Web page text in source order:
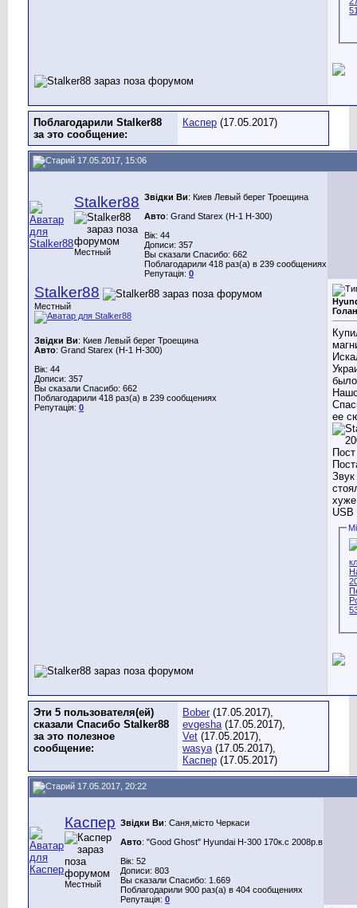
Поблагодарили Stalker88
за это сообщение:
Каспер (17.05.2017)
17.05.2017, 15:06
Stalker88
Местный
Звідки Ви: Киев Левый берег Троещина
Авто: Grand Starex (H-1 H-300)
Вік: 44
Дописи: 357
Вы сказали Спасибо: 662
Поблагодарили 418 раз(а) в 239 сообщениях
Репутація: 0
Stalker88
Местный
Звідки Ви: Киев Левый берег Троещина
Авто: Grand Starex (H-1 H-300)
Вік: 44
Дописи: 357
Вы сказали Спасибо: 662
Поблагодарили 418 раз(а) в 239 сообщениях
Репутація: 0
ее
USB
Эти 5 пользователя(ей)
сказали Спасибо Stalker88
за это полезное
сообщение:
Bober (17.05.2017),
evgesha (17.05.2017),
Vet (17.05.2017),
wasya (17.05.2017),
Каспер (17.05.2017)
17.05.2017, 20:22
Каспер
Местный
Звідки Ви: Саня,місто Черкаси
Авто: "Good Ghost" Hyundai H-300 170к.с 2008р.в
Вік: 52
Дописи: 803
Вы сказали Спасибо: 1.669
Поблагодарили 900 раз(а) в 404 сообщениях
Репутація: 0